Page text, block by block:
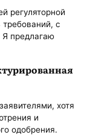
регуляторной
требований, с
Я предлагаю
хотя
и
одобрения.